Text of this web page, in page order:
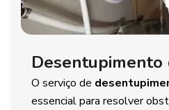
Desentupimento
O serviço de
essencial para resolver